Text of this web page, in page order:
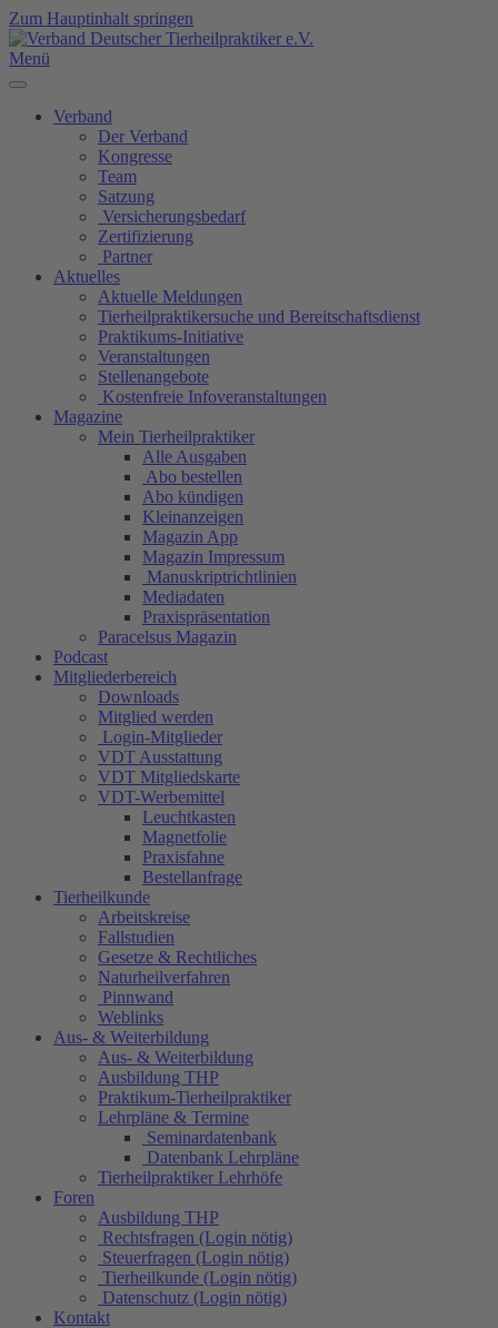
Zum Hauptinhalt springen
Menü
Verband
Der Verband
Kongresse
Team
Satzung
Versicherungsbedarf
Zertifizierung
Partner
Aktuelles
Aktuelle Meldungen
Tierheilpraktikersuche und Bereitschaftsdienst
Praktikums-Initiative
Veranstaltungen
Stellenangebote
Kostenfreie Infoveranstaltungen
Magazine
Mein Tierheilpraktiker
Alle Ausgaben
Abo bestellen
Abo kündigen
Kleinanzeigen
Magazin App
Magazin Impressum
Manuskriptrichtlinien
Mediadaten
Praxispräsentation
Paracelsus Magazin
Podcast
Mitgliederbereich
Downloads
Mitglied werden
Login-Mitglieder
VDT Ausstattung
VDT Mitgliedskarte
VDT-Werbemittel
Leuchtkasten
Magnetfolie
Praxisfahne
Bestellanfrage
Tierheilkunde
Arbeitskreise
Fallstudien
Gesetze & Rechtliches
Naturheilverfahren
Pinnwand
Weblinks
Aus- & Weiterbildung
Aus- & Weiterbildung
Ausbildung THP
Praktikum-Tierheilpraktiker
Lehrpläne & Termine
Seminardatenbank
Datenbank Lehrpläne
Tierheilpraktiker Lehrhöfe
Foren
Ausbildung THP
Rechtsfragen (Login nötig)
Steuerfragen (Login nötig)
Tierheilkunde (Login nötig)
Datenschutz (Login nötig)
Kontakt